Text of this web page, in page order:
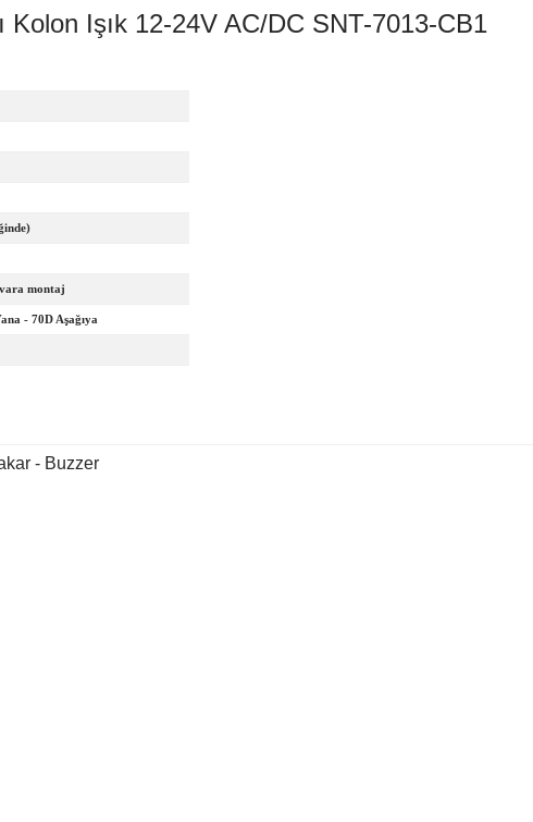
Kolon Işık 12-24V AC/DC SNT-7013-CB1
montaj
- 70D Aşağıya
- Buzzer